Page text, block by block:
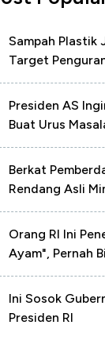
Sampah Plastik
Target
Presiden AS
Buat Urus
Berkat
Rendang Asli
Orang RI Ini
Ayam", Pernah
Ini Sosok
Presiden RI